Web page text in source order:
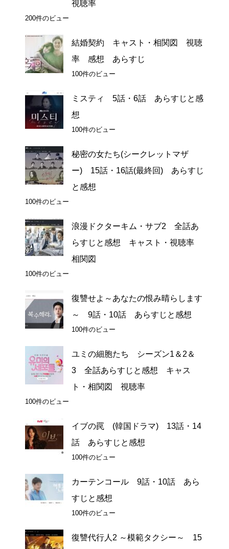
視聴率
200件のビュー
結婚契約 キャスト・相関図 視聴
率 感想 あらすじ
100件のビュー
ミスティ 5話・6話 あらすじと感
想
100件のビュー
秘密の女たち(シークレットマザ
ー) 15話・16話(最終回) あらすじ
と感想
100件のビュー
浪漫ドクターキム・サブ2 全話あ
らすじと感想 キャスト・視聴率
相関図
100件のビュー
復讐せよ～あなたの恨み晴らします
～ 9話・10話 あらすじと感想
100件のビュー
ユミの細胞たち シーズン1＆2＆
3 全話あらすじと感想 キャス
ト・相関図 視聴率
100件のビュー
イブの罠 (韓国ドラマ) 13話・14
話 あらすじと感想
100件のビュー
カーテンコール 9話・10話 あら
すじと感想
100件のビュー
復讐代行人2 ～模範タクシー～ 15